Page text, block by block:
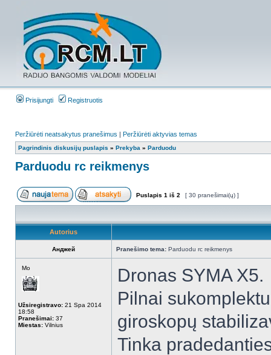
Prisijungti Registruotis
Peržiūrėti neatsakytus pranešimus | Peržiūrėti aktyvias temas
Pagrindinis diskusijų puslapis » Prekyba » Parduodu
Parduodu rc reikmenys
Puslapis 1 iš 2 [ 30 pranešimai(ų) ]
Autorius
Анджей Pranešimo tema: Parduodu rc reikmenys
Mo
Užsiregistravo: 21 Spa 2014
18:58
Pranešimai: 37
Miestas: Vilnius
Dronas SYMA X5.
Pilnai
giroskopų
Tinka